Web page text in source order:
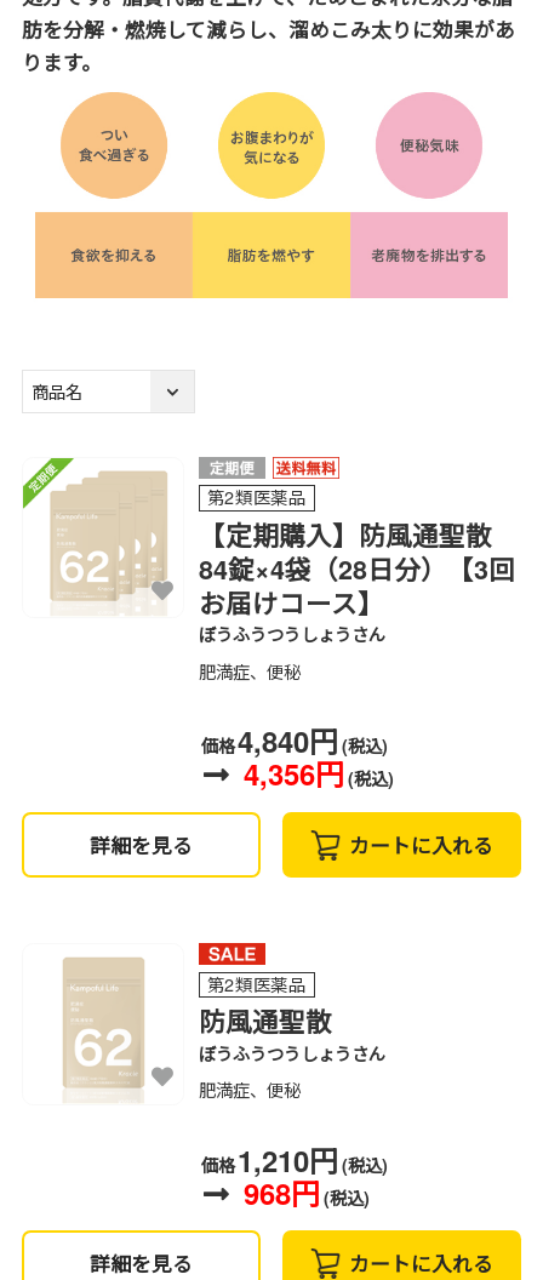
肪を分解・燃焼して減らし、溜めこみ太りに効果があ
ります。
第2類医薬品
【定期購入】防風通聖散
84錠×4袋（28日分）【3回
お届けコース】
ぼうふうつうしょうさん
肥満症、便秘
価格4,840円 (税込)
4,356円 (税込)
詳細を見る カートに入れる
第2類医薬品
防風通聖散
ぼうふうつうしょうさん
肥満症、便秘
価格1,210円 (税込)
968円 (税込)
詳細を見る カートに入れる